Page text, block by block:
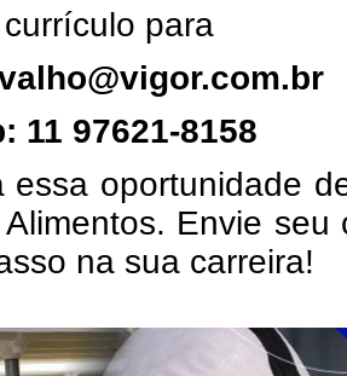
para
11 97621-8158
essa oportunidade
Envie seu
na sua carreira!